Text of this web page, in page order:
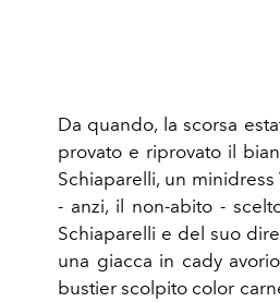
Da quando, la scorsa
provato e riprovato il
Schiaparelli, un
- anzi, il non-abito -
Schiaparelli e del suo
una giacca in cady
bustier scolpito color